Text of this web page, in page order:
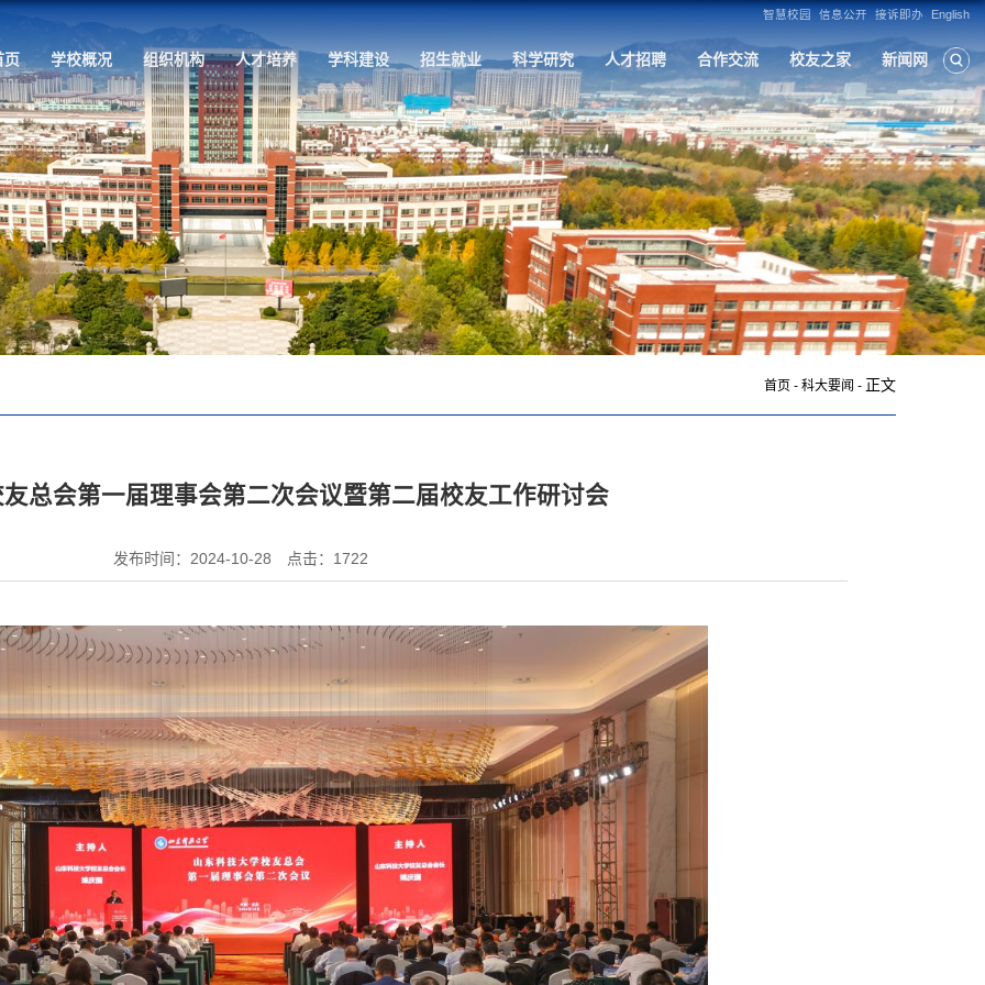
首页 学校概况 组织机构 人才培养 学科建设 招生就业 科
首页 -科大要闻 - 正文
总会第一届理事会第二次会议暨第二届校友工作研讨会
发布时间：2024-10-28 点击： 1722